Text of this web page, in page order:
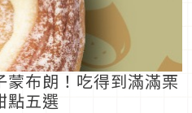
蒙布朗！吃得到滿滿栗
點五選